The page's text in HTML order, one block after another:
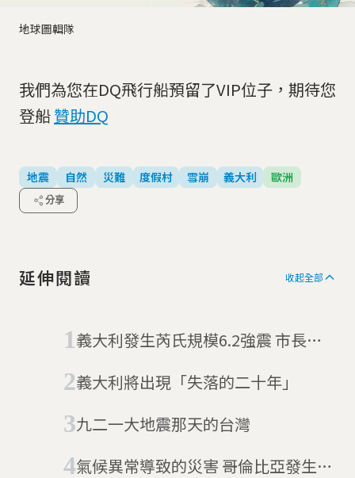
地球圖輯隊
我們為您在DQ飛行船預留了VIP位子，期待您
登船贊助DQ
地震 自然 災難 度假村 雪崩 義大利 歐洲
分享
延伸閱讀 收起全部
義大利發生芮氏規模6.2強震 市長：
義大利將出現「失落的二十年」
九二一大地震那天的台灣
氣候異常導致的災害 哥倫比亞發生嚴